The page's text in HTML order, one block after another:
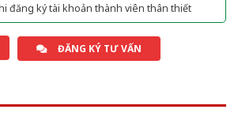
đăng ký tài khoản thành viên thân thiết
ĐĂNG KÝ TƯ VẤN